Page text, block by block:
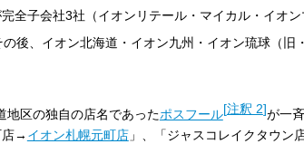
完全子会社3社（イオンリテール・マイカル・イオ
の後、イオン北海道・イオン九州・イオン琉球（旧
地区の独自の店名であったポスフール[注釈 2]が一
店→ イオン札幌元町店」、「ジャスコレイクタウン